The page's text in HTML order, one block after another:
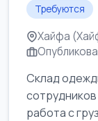
Требуются
Хайфа
Склад
работа с